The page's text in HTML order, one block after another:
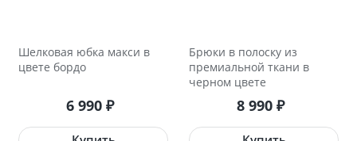
Шелковая юбка макси в
цвете бордо
6 990 ₽
Брюки в полоску из
премиальной ткани в
черном цвете
8 990 ₽